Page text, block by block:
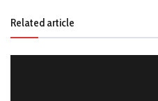
Related article